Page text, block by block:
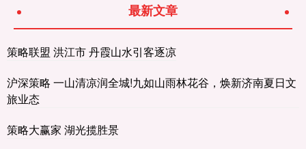
最新文章
策略联盟 洪江市 丹霞山水引客逐凉
沪深策略 一山清凉润全城!九如山雨林花谷，焕新济南夏日文
旅业态
策略大赢家 湖光揽胜景